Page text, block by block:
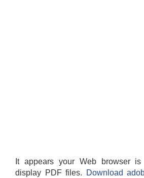
It appears your Web browser
display PDF files.
Download